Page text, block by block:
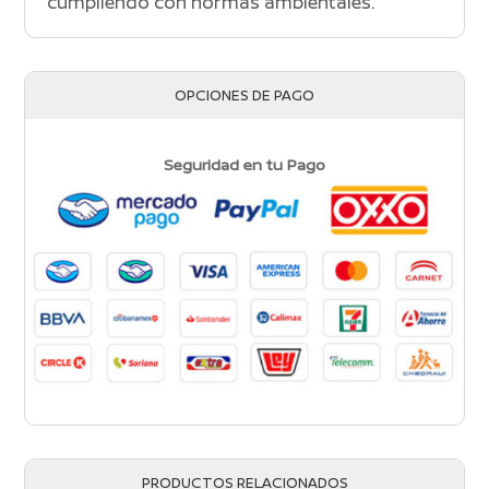
OPCIONES DE PAGO
Seguridad en tu Pago
PRODUCTOS RELACIONADOS